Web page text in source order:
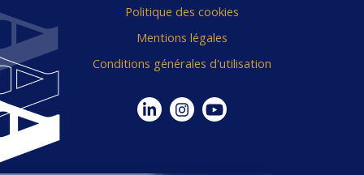
Politique des cookies
Mentions légales
Conditions générales d'utilisation